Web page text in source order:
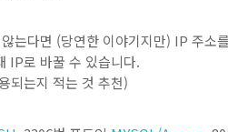
는다면 (당연한 이야기지만) IP 주소
IP로 바꿀 수 있습니다.
되는지 적는 것 추천)